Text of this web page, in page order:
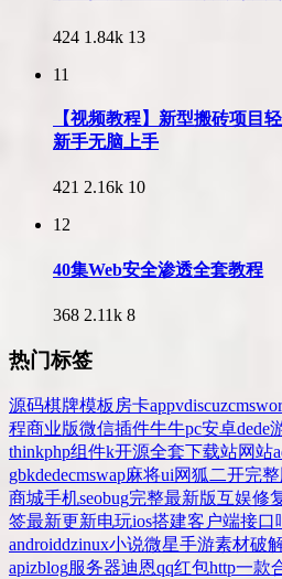
424 1.84k 13
11
【视频教程】新型搬砖项目
新手无脑上手
421 2.16k 10
12
40集Web安全渗透全套教程
368 2.11k 8
热门标签
源码棋牌模板 房卡appvdiscuzcms
程商业版微信插件牛牛pc安卓dede
thinkphp组件k开源全套下载站网站
gbkdedecmswap麻将ui网狐 二开完整
商城手机seobug完整最新版互娱修
签最新更新电玩ios搭建客户端接口
androiddzinux小说微星手游素材破
apizblog服务器迪恩qq红包http一款